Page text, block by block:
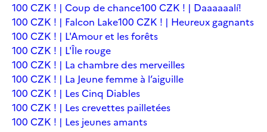
100 CZK ! | Coup de chance100 CZK ! | Daaaaaalí!
100 CZK ! | Falcon Lake100 CZK ! | Heureux gagnants
100 CZK ! | L'Amour et les forêts
100 CZK ! | L'Île rouge
100 CZK ! | La chambre des merveilles
100 CZK ! | La Jeune femme à l’aiguille
100 CZK ! | Les Cinq Diables
100 CZK ! | Les crevettes pailletées
100 CZK ! | Les jeunes amants